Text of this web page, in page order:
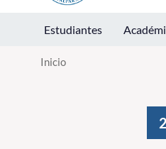
Estudiantes
Inicio